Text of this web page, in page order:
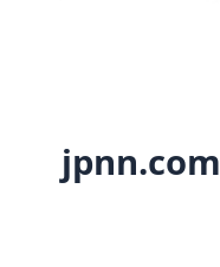
jpnn.com